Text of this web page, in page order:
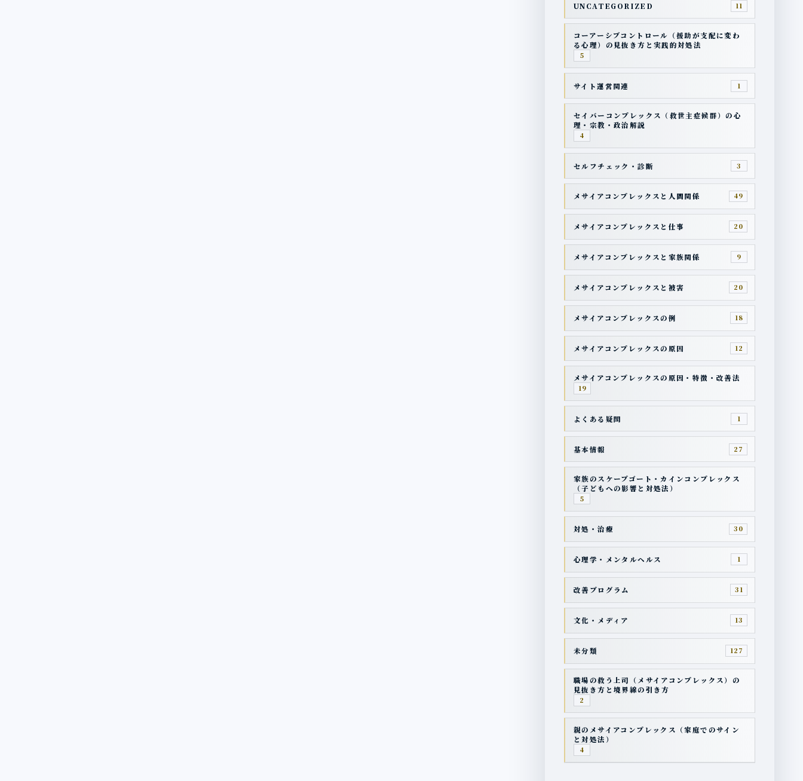
UNCATEGORIZED 11
コーアーシブコントロール（援助が支配に変わ
る心理）の見抜き方と実践的対処法
5
サイト運営関連 1
セイバーコンプレックス（救世主症候群）の心
理・宗教・政治解説
4
セルフチェック・診断 3
メサイアコンプレックスと人間関係 49
メサイアコンプレックスと仕事 20
メサイアコンプレックスと家族関係 9
メサイアコンプレックスと被害 20
メサイアコンプレックスの例 18
メサイアコンプレックスの原因 12
メサイアコンプレックスの原因・特徴・改善法
19
よくある疑問 1
基本情報 27
家族のスケープゴート・カインコンプレックス
（子どもへの影響と対処法）
5
対処・治療 30
心理学・メンタルヘルス 1
改善プログラム 31
文化・メディア 13
未分類 127
職場の救う上司（メサイアコンプレックス）の
見抜き方と境界線の引き方
2
親のメサイアコンプレックス（家庭でのサイン
と対処法）
4